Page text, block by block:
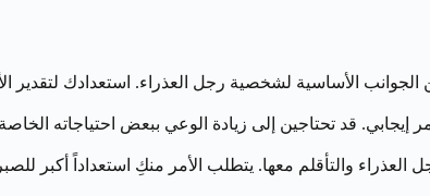
الأساسية لشخصية رجل العذراء. استعدادك لتقدير
قد تحتاجين إلى زيادة الوعي ببعض احتياجاته
والتأقلم معها. يتطلب الأمر منكِ استعداداً أكبر